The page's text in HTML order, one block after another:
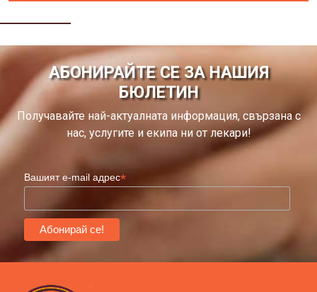
АБОНИРАЙТЕ СЕ ЗА НАШИЯ
БЮЛЕТИН
Получавайте най-актуалната информация, свързана с
нас, услугите и екипа ни от лекари!
Вашият e-mail адрес*